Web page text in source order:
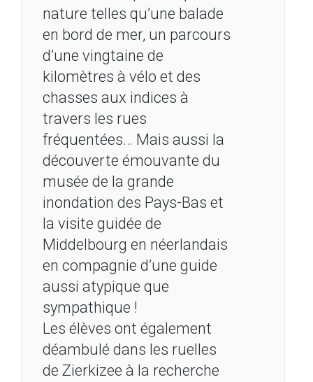
nature telles qu’une balade
en bord de mer, un parcours
d’une vingtaine de
kilomètres à vélo et des
chasses aux indices à
travers les rues
fréquentées… Mais aussi la
découverte émouvante du
musée de la grande
inondation des Pays-Bas et
la visite guidée de
Middelbourg en néerlandais
en compagnie d’une guide
aussi atypique que
sympathique !
Les élèves ont également
déambulé dans les ruelles
de Zierkizee à la recherche